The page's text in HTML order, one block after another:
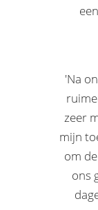
'Na
zeer
mijn
om
ons